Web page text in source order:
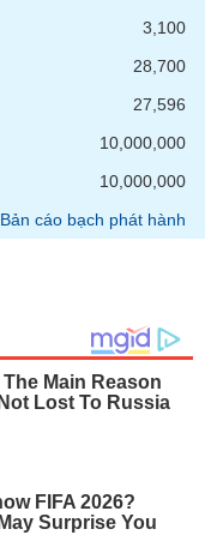
3,100
28,700
27,596
10,000,000
10,000,000
Bản cáo bạch phát hành